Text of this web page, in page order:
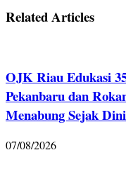
Related Articles
OJK Riau Edukasi
Pekanbaru dan
Menabung Sejak Dini
07/08/2026